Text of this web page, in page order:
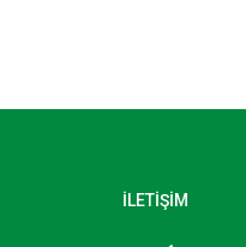
İLETİŞİM